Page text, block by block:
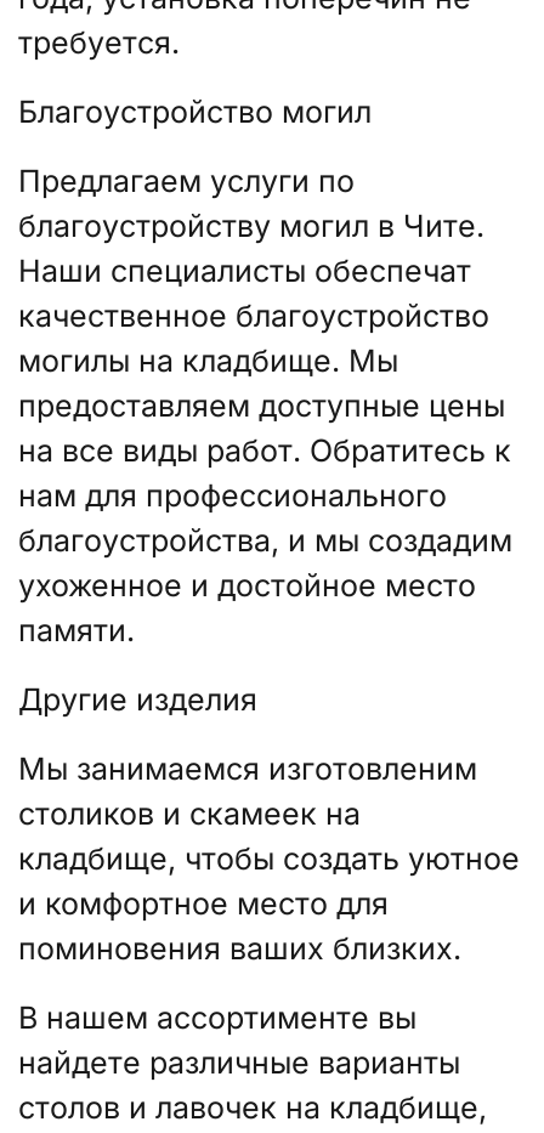
требуется.
Благоустройство могил
Предлагаем услуги по
благоустройству могил в Чите.
Наши специалисты обеспечат
качественное благоустройство
могилы на кладбище. Мы
предоставляем доступные цены
на все виды работ. Обратитесь к
нам для профессионального
благоустройства, и мы создадим
ухоженное и достойное место
памяти.
Другие изделия
Мы занимаемся изготовленим
столиков и скамеек на
кладбище, чтобы создать уютное
и комфортное место для
поминовения ваших близких.
В нашем ассортименте вы
найдете различные варианты
столов и лавочек на кладбище,